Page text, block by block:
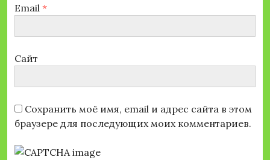
Email *
Сайт
Сохранить моё имя, email и адрес сайта в этом
браузере для последующих моих комментариев.